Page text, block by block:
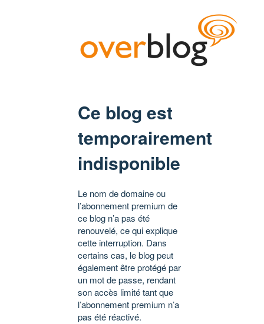
Ce blog est
temporairement
indisponible
Le nom de domaine ou
l’abonnement premium de
ce blog n’a pas été
renouvelé, ce qui explique
cette interruption. Dans
certains cas, le blog peut
également être protégé par
un mot de passe, rendant
son accès limité tant que
l’abonnement premium n’a
pas été réactivé.